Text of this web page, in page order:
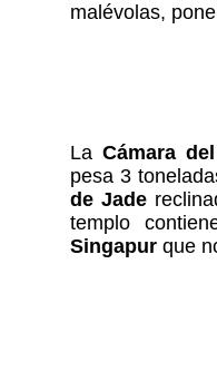
malévolas,
LaCámara
pesa 3
de Jade
templo
Singapur que